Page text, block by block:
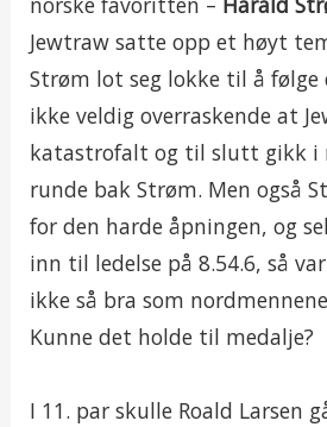
Jewtraw satte opp et høyt
Strøm lot seg lokke til å følge
ikke veldig overraskende at
katastrofalt og til slutt gikk i
runde bak Strøm. Men også
for den harde åpningen, og
inn til ledelse på 8.54.6, så
ikke så bra som
Kunne det holde til medalje?
I 11. par skulle Roald Larsen